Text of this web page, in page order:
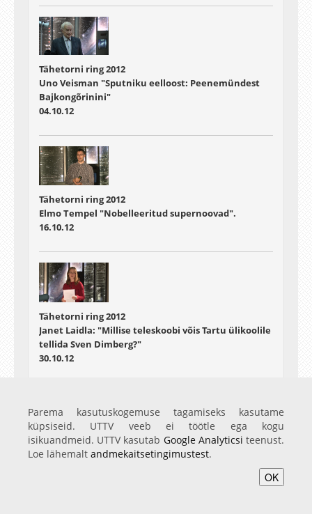
Tähetorni ring 2012
Uno Veisman "Sputniku eelloost: Peenemündest
Bajkongõrinini"
04.10.12
Tähetorni ring 2012
Elmo Tempel "Nobelleeritud supernoovad".
16.10.12
Tähetorni ring 2012
Janet Laidla: "Millise teleskoobi võis Tartu ülikoolile
tellida Sven Dimberg?"
30.10.12
Tähetorni ring 2012
Tiit Sepp: "Virtuaalobservatooriumid"
Parema kasutuskogemuse tagamiseks kasutame
küpsiseid. UTTV veeb ei töötle ega kogu
isikuandmeid. UTTV kasutab Google Analyticsi teenust.
Loe lähemalt andmekaitsetingimustest.
OK